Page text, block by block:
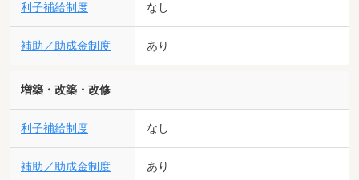
利子補給制度 なし
補助／助成金制度 あり
増築・改築・改修
利子補給制度 なし
補助／助成金制度 あり